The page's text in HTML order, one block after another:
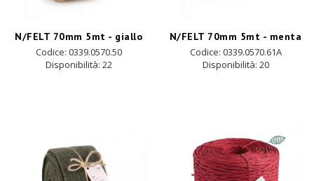
N/FELT 70mm 5mt - giallo
Codice: 0339.0570.50
Disponibilità: 22
N/FELT 70mm 5mt - menta
Codice: 0339.0570.61A
Disponibilità: 20